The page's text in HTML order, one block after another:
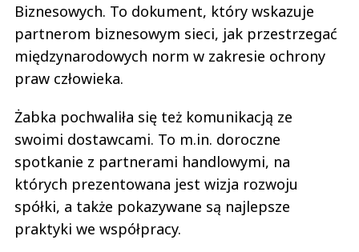
Biznesowych. To dokument, który wskazuje
partnerom biznesowym sieci, jak przestrzegać
międzynarodowych norm w zakresie ochrony
praw człowieka.
Żabka pochwaliła się też komunikacją ze
swoimi dostawcami. To m.in. doroczne
spotkanie z partnerami handlowymi, na
których prezentowana jest wizja rozwoju
spółki, a także pokazywane są najlepsze
praktyki we współpracy.